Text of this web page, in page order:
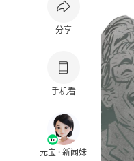
分享
手机看
元宝 · 新闻妹